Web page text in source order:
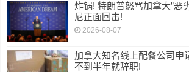
炸锅! 特朗普怒骂加拿大”恶
尼正面回击!
2026-08-07
加拿大知名线上配餐公司申
不到半年就辞职!